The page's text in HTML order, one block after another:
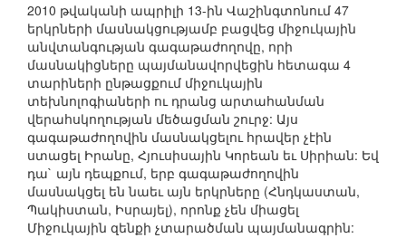
2010 թվականի ապրիլի 13-ին Վաշինգտոնում 47
երկրների մասնակցությամբ բացվեց միջուկային
անվտանգության գագաթաժողովը, որի
մասնակիցները պայմանավորվեցին հետագա 4
տարիների ընթացքում միջուկային
տեխնոլոգիաների ու դրանց արտահանման
վերահսկողության մեծացման շուրջ: Այս
գագաթաժողովին մասնակցելու հրավեր չէին
ստացել Իրանը, Հյուսիսային Կորեան եւ Սիրիան: Եվ
դա` այն դեպքում, երբ գագաթաժողովին
մասնակցել են նաեւ այն երկրները (Հնդկաստան,
Պակիստան, Իսրայել), որոնք չեն միացել
Միջուկային զենքի չտարածման պայմանագրին: